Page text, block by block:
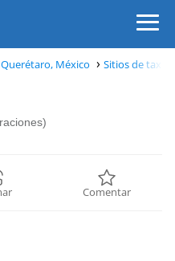
México Sitios de taxis
Comentar